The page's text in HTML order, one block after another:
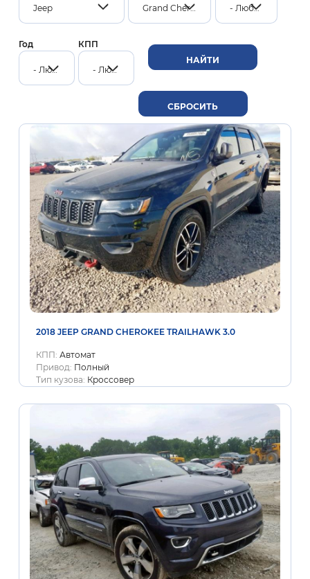
Jeep Grand Cherokee - Любой -
Год
- Любой -
КПП
- Любой -
2018 JEEP GRAND CHEROKEE TRAILHAWK 3.0
КПП: Автомат
Привод: Полный
Тип кузова: Кроссовер